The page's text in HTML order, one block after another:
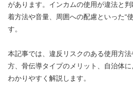
があります。インカムの使用が違法と
着方法や音量、周囲への配慮といった“
す。
本記事では、違反リスクのある使用方
方、骨伝導タイプのメリット、自治体
わかりやすく解説します。